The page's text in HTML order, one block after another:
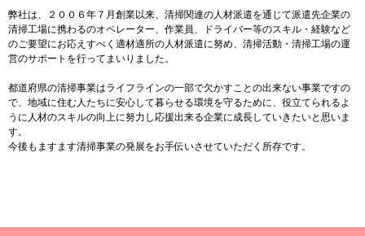
弊社は、２００６年７月創業以来、清掃関連の人材派遣を通じて派遣先企業の
清掃工場に携わるのオペレーター、作業員、ドライバー等のスキル・経験など
のご要望にお応えすべく適材適所の人材派遣に努め、清掃活動・清掃工場の運
営のサポートを行ってまいりました。
都道府県の清掃事業はライフラインの一部で欠かすことの出来ない事業ですの
で、地域に住む人たちに安心して暮らせる環境を守るために、役立てられるよ
うに人材のスキルの向上に努力し応援出来る企業に成長していきたいと思いま
す。
今後もますます清掃事業の発展をお手伝いさせていただく所存です。